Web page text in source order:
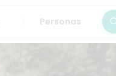
Personas